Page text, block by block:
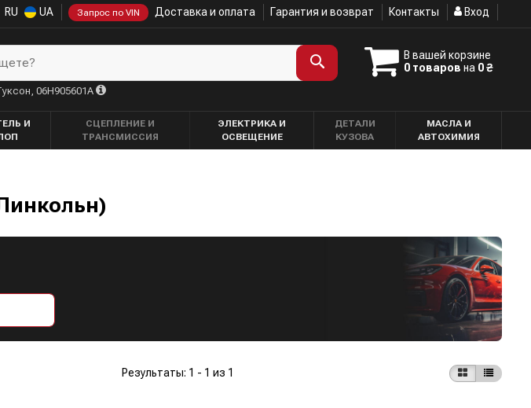
RU UA Запрос по VIN Доставка и оплата Гарантия и возврат Контакты Вход
В вашей корзине
0 товаров на 0 ₴
06H905601A
И
СЦЕПЛЕНИЕ И
ТРАНСМИССИЯ
ЭЛЕКТРИКА И
ОСВЕЩЕНИЕ
ДЕТАЛИ
КУЗОВА
МАСЛА И
АВТОХИМИЯ
Результаты: 1 - 1 из 1